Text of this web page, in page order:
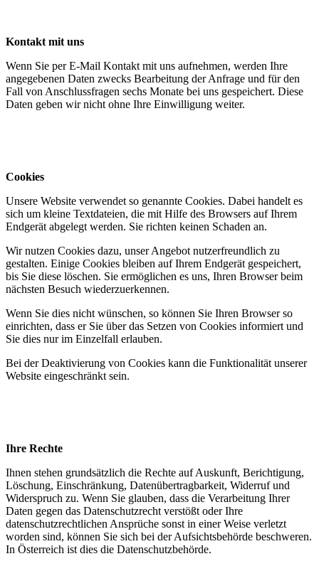
Kontakt mit uns
Wenn Sie per E-Mail Kontakt mit uns aufnehmen, werden Ihre
angegebenen Daten zwecks Bearbeitung der Anfrage und für den
Fall von Anschlussfragen sechs Monate bei uns gespeichert. Diese
Daten geben wir nicht ohne Ihre Einwilligung weiter.
Cookies
Unsere Website verwendet so genannte Cookies. Dabei handelt es
sich um kleine Textdateien, die mit Hilfe des Browsers auf Ihrem
Endgerät abgelegt werden. Sie richten keinen Schaden an.
Wir nutzen Cookies dazu, unser Angebot nutzerfreundlich zu
gestalten. Einige Cookies bleiben auf Ihrem Endgerät gespeichert,
bis Sie diese löschen. Sie ermöglichen es uns, Ihren Browser beim
nächsten Besuch wiederzuerkennen.
Wenn Sie dies nicht wünschen, so können Sie Ihren Browser so
einrichten, dass er Sie über das Setzen von Cookies informiert und
Sie dies nur im Einzelfall erlauben.
Bei der Deaktivierung von Cookies kann die Funktionalität unserer
Website eingeschränkt sein.
Ihre Rechte
Ihnen stehen grundsätzlich die Rechte auf Auskunft, Berichtigung,
Löschung, Einschränkung, Datenübertragbarkeit, Widerruf und
Widerspruch zu. Wenn Sie glauben, dass die Verarbeitung Ihrer
Daten gegen das Datenschutzrecht verstößt oder Ihre
datenschutzrechtlichen Ansprüche sonst in einer Weise verletzt
worden sind, können Sie sich bei der Aufsichtsbehörde beschweren.
In Österreich ist dies die Datenschutzbehörde.